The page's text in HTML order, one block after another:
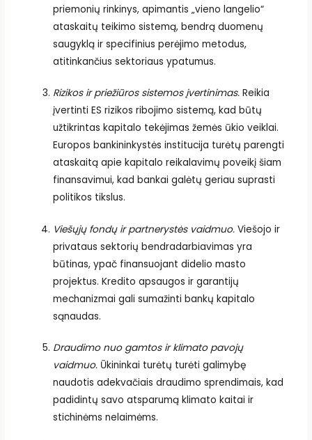
priemonių rinkinys, apimantis „vieno langelio“
ataskaitų teikimo sistemą, bendrą duomenų
saugyklą ir specifinius perėjimo metodus,
atitinkančius sektoriaus ypatumus.
Rizikos ir priežiūros sistemos įvertinimas. Reikia
įvertinti ES rizikos ribojimo sistemą, kad būtų
užtikrintas kapitalo tekėjimas žemės ūkio veiklai.
Europos bankininkystės institucija turėtų parengti
ataskaitą apie kapitalo reikalavimų poveikį šiam
finansavimui, kad bankai galėtų geriau suprasti
politikos tikslus.
Viešųjų fondų ir partnerystės vaidmuo. Viešojo ir
privataus sektorių bendradarbiavimas yra
būtinas, ypač finansuojant didelio masto
projektus. Kredito apsaugos ir garantijų
mechanizmai gali sumažinti bankų kapitalo
sąnaudas.
Draudimo nuo gamtos ir klimato pavojų
vaidmuo. Ūkininkai turėtų turėti galimybę
naudotis adekvačiais draudimo sprendimais, kad
padidintų savo atsparumą klimato kaitai ir
stichinėms nelaimėms.